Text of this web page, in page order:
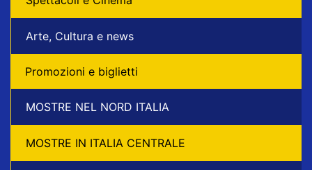
Arte, Cultura e news
Promozioni e biglietti
MOSTRE NEL NORD ITALIA
MOSTRE IN ITALIA CENTRALE